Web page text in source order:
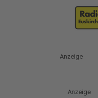
Anzeige
Anzeige